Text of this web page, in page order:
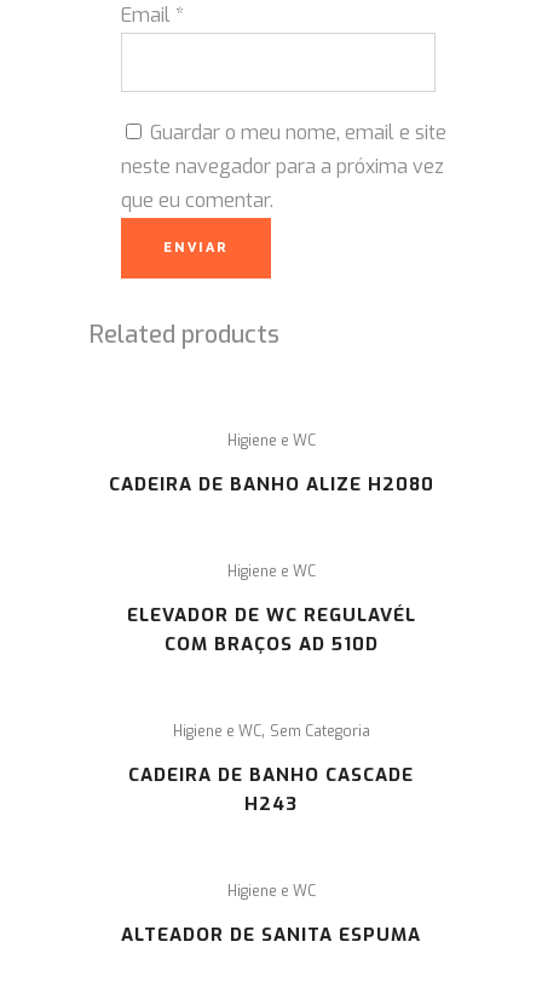
Email *
Guardar o meu nome, email e site
neste navegador para a próxima vez
que eu comentar.
Related products
Higiene e WC
CADEIRA DE BANHO ALIZE H2080
Higiene e WC
ELEVADOR DE WC REGULAVÉL
COM BRAÇOS AD 510D
Higiene e WC, Sem Categoria
CADEIRA DE BANHO CASCADE
H243
Higiene e WC
ALTEADOR DE SANITA ESPUMA